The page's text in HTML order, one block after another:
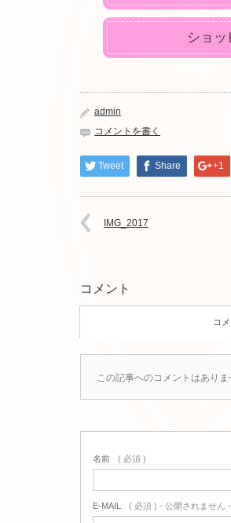
ショッ
admin
コメントを書く
Tweet Share +1
IMG_2017
コメント
コ
この記事へのコメントはありま
名前 ( 必須 )
E-MAIL ( 必須 ) - 公開されません -